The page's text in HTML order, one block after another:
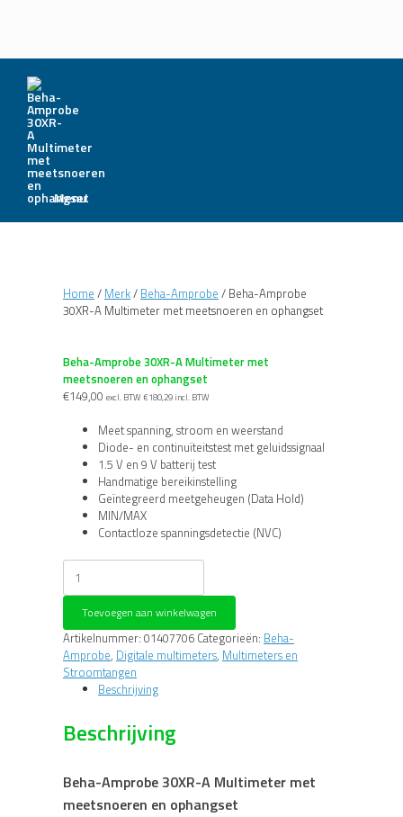
Menu
Home / Merk/ Beha-Amprobe / Beha-Amprobe
30XR-A Multimeter met meetsnoeren en ophangset
Beha-Amprobe 30XR-A Multimeter met
meetsnoeren en ophangset
€149,00 excl. BTW €180,29 incl. BTW
Meet spanning, stroom en weerstand
Diode- en continuïteitstest met geluidssignaal
1.5 V en 9 V batterij test
Handmatige bereikinstelling
Geïntegreerd meetgeheugen (Data Hold)
MIN/MAX
Contactloze spanningsdetectie (NVC)
Beha-
Amprobe
30XR-
Multimeter
met
meetsnoeren
Toevoegen aan winkelwagen
Artikelnummer: 01407706 Categorieën: Beha-
Amprobe, Digitale multimeters, Multimeters en
Stroomtangen
Beschrijving
Beschrijving
Beha-Amprobe 30XR-A Multimeter met
meetsnoeren en ophangset